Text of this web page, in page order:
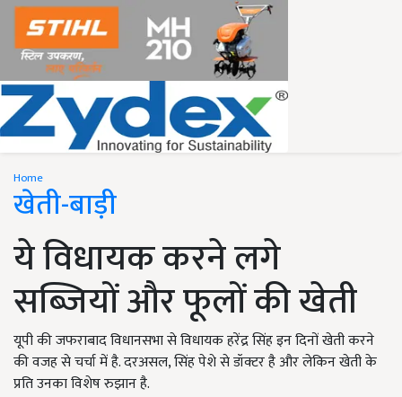
Home
खेती-बाड़ी
ये विधायक करने लगे
सब्जियों और फूलों की खेती
यूपी की जफराबाद विधानसभा से विधायक हरेंद्र सिंह इन दिनों खेती करने
की वजह से चर्चा में है. दरअसल, सिंह पेशे से डॉक्टर है और लेकिन खेती के
प्रति उनका विशेष रुझान है.